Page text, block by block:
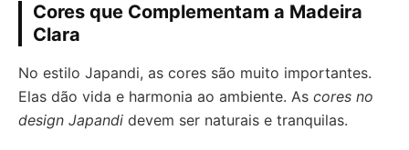
Cores que Complementam a Madeira
Clara
No estilo Japandi, as cores são muito importantes.
Elas dão vida e harmonia ao ambiente. As cores no
design Japandi devem ser naturais e tranquilas.